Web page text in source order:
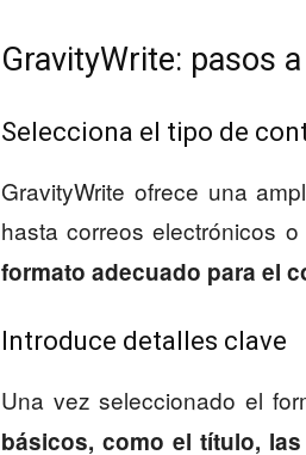
GravityWrite: pasos
Selecciona el tipo de
GravityWrite ofrece una
hasta correos electrónicos
formato adecuado para el
Introduce detalles clave
Una vez seleccionado el
básicos, como el título,